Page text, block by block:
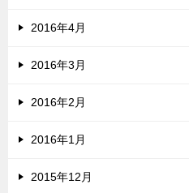
2016年4月
2016年3月
2016年2月
2016年1月
2015年12月